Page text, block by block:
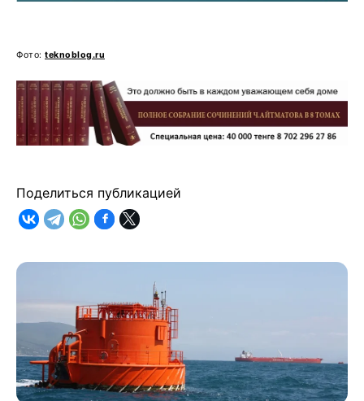
Фото: teknoblog.ru
Поделиться публикацией